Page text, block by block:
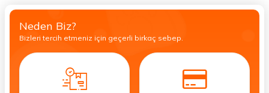
Neden Biz?
Bizleri tercih etmeniz için geçerli birkaç sebep.